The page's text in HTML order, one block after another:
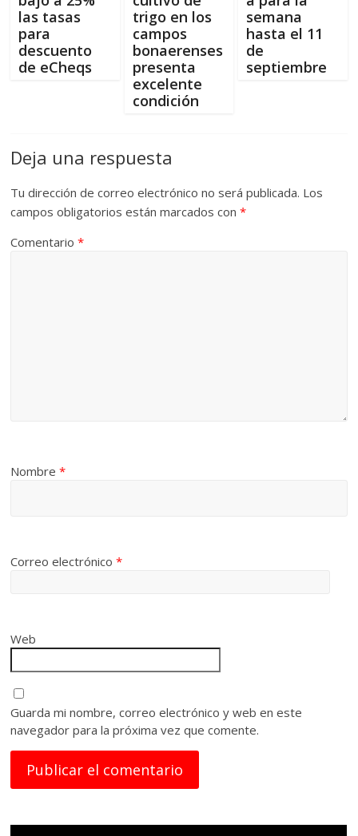
las tasas
para
descuento
de eCheqs
trigo en los
campos
bonaerenses
presenta
excelente
condición
semana
hasta el 11
de
septiembre
Deja una respuesta
Tu dirección de correo electrónico no será publicada. Los
campos obligatorios están marcados con*
Comentario*
Nombre*
Correo electrónico*
Web
Guarda mi nombre, correo electrónico y web en este
navegador para la próxima vez que comente.